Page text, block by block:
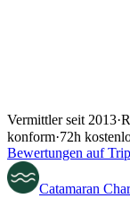
Vermittler seit 2013·
konform·72h
Bewertungen auf
Catamaran